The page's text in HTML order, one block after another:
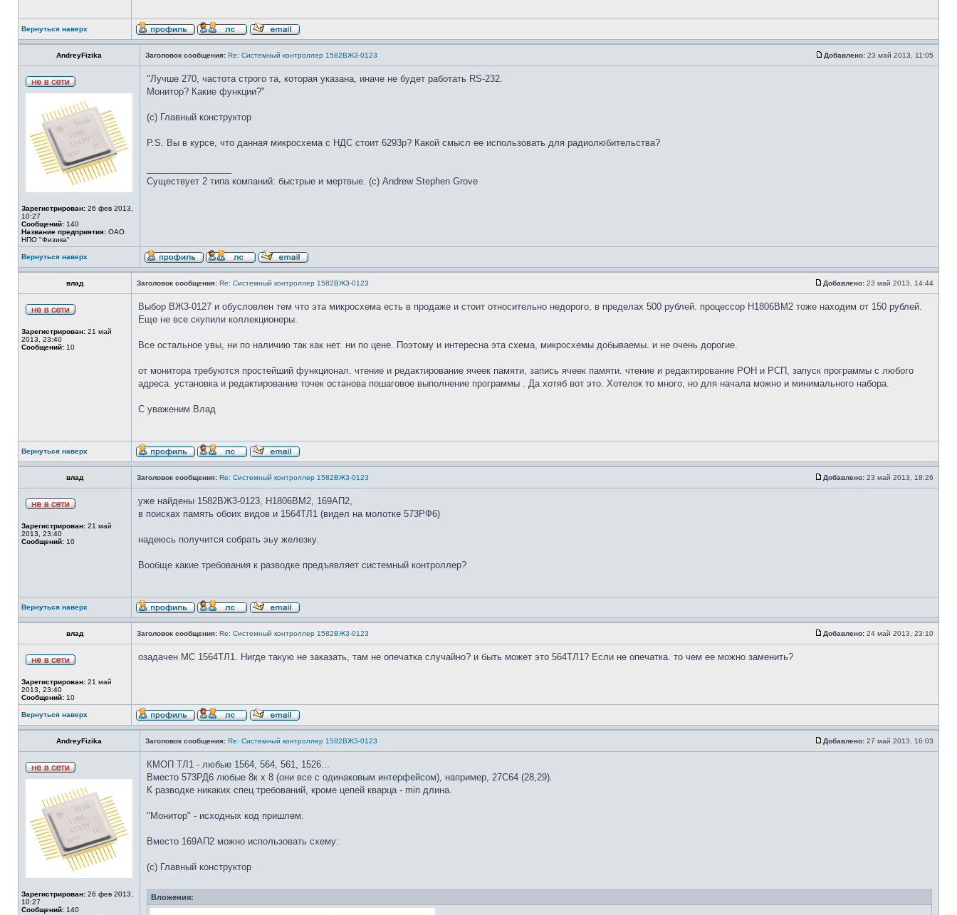
Вернуться наверх
AndreyFizika Заголовок сообщения: Re: Системный контроллер 1582ВЖ3-0123 Добавлено: 23 май 2013, 11:05
Зарегистрирован: 26 фев 2013,
10:27
Сообщений: 140
Название предприятия: ОАО
НПО "Физика"
"Лучше 270, частота строго та, которая указана, иначе не будет работать RS-232.
Монитор? Какие функции?"
(с) Главный конструктор
P.S. Вы в курсе, что данная микросхема с НДС стоит 6293р? Какой смысл ее использовать для радиолюбительства?
Существует 2 типа компаний: быстрые и мертвые. (с) Andrew Stephen Grove
Вернуться наверх
влад Заголовок сообщения: Re: Системный контроллер 1582ВЖ3-0123 Добавлено: 23 май 2013, 14:44
Зарегистрирован: 21 май
2013, 23:40
Сообщений: 10
Выбор ВЖ3-0127 и обусловлен тем что эта микросхема есть в продаже и стоит относительно недорого, в пределах 500 рублей. процессор Н1806ВМ2 тоже находим от 150 рублей.
Еще не все скупили коллекционеры.
Все остальное увы, ни по наличию так как нет. ни по цене. Поэтому и интересна эта схема, микросхемы добываемы. и не очень дорогие.
от монитора требуются простейший функционал. чтение и редактирование ячеек памяти, запись ячеек памяти. чтение и редактирование РОН и РСП, запуск программы с любого
адреса. установка и редактирование точек останова пошаговое выполнение программы . Да хотяб вот это. Хотелок то много, но для начала можно и минимального набора.
С уваженим Влад
Вернуться наверх
влад Заголовок сообщения: Re: Системный контроллер 1582ВЖ3-0123 Добавлено: 23 май 2013, 18:26
Зарегистрирован: 21 май
2013, 23:40
Сообщений: 10
уже найдены 1582ВЖ3-0123, Н1806ВМ2, 169АП2,
в поисках память обоих видов и 1564ТЛ1 (видел на молотке 573РФ6)
надеюсь получится собрать эьу железку.
Вообще какие требования к разводке предъявляет системный контроллер?
Вернуться наверх
влад Заголовок сообщения: Re: Системный контроллер 1582ВЖ3-0123 Добавлено: 24 май 2013, 23:10
Зарегистрирован: 21 май
2013, 23:40
Сообщений: 10
озадачен МС 1564ТЛ1. Нигде такую не заказать, там не опечатка случайно? и быть может это 564ТЛ1? Если не опечатка. то чем ее можно заменить?
Вернуться наверх
AndreyFizika Заголовок сообщения: Re: Системный контроллер 1582ВЖ3-0123 Добавлено: 27 май 2013, 16:03
Зарегистрирован: 26 фев 2013,
10:27
Сообщений: 140
КМОП ТЛ1 - любые 1564, 564, 561, 1526...
Вместо 573РД6 любые 8к х 8 (они все с одинаковым интерфейсом), например, 27С64 (28,29).
К разводке никаких спец требований, кроме цепей кварца - min длина.
"Монитор" - исходных код пришлем.
Вместо 169АП2 можно использовать схему:
(с) Главный конструктор
Вложения: